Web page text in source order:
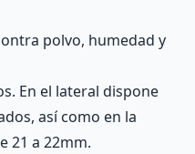
polvo, humedad y
En el lateral dispone
así como en la
21 a 22mm.